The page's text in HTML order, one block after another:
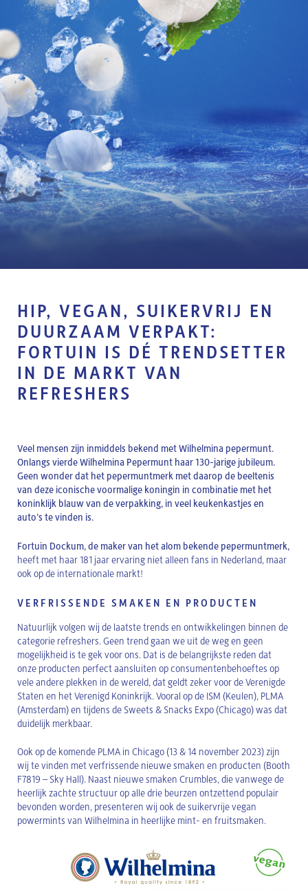
HIP, VEGAN, SUIKERVRIJ EN
DUURZAAM VERPAKT:
FORTUIN IS DÉ TRENDSETTER
IN DE MARKT VAN
REFRESHERS
Veel mensen zijn inmiddels bekend met Wilhelmina pepermunt.
Onlangs vierde Wilhelmina Pepermunt haar 130-jarige jubileum.
Geen wonder dat het pepermuntmerk met daarop de beeltenis
van deze iconische voormalige koningin in combinatie met het
koninklijk blauw van de verpakking, in veel keukenkastjes en
auto’s te vinden is.
Fortuin Dockum, de maker van het alom bekende pepermuntmerk,
heeft met haar 181 jaar ervaring niet alleen fans in Nederland, maar
ook op de internationale markt!
VERFRISSENDE SMAKEN EN PRODUCTEN
Natuurlijk volgen wij de laatste trends en ontwikkelingen binnen de
categorie refreshers. Geen trend gaan we uit de weg en geen
mogelijkheid is te gek voor ons. Dat is de belangrijkste reden dat
onze producten perfect aansluiten op consumentenbehoeftes op
vele andere plekken in de wereld, dat geldt zeker voor de Verenigde
Staten en het Verenigd Koninkrijk. Vooral op de ISM (Keulen), PLMA
(Amsterdam) en tijdens de Sweets & Snacks Expo (Chicago) was dat
duidelijk merkbaar.
Ook op de komende PLMA in Chicago (13 & 14 november 2023) zijn
wij te vinden met verfrissende nieuwe smaken en producten (Booth
F7819 – Sky Hall). Naast nieuwe smaken Crumbles, die vanwege de
heerlijk zachte structuur op alle drie beurzen ontzettend populair
bevonden worden, presenteren wij ook de suikervrije vegan
powermints van Wilhelmina in heerlijke mint- en fruitsmaken.